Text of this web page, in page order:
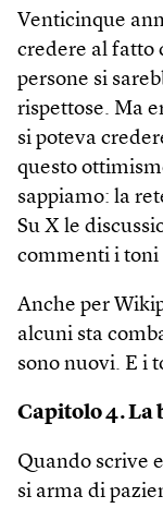
Venticinque
credere al fatto
persone si
rispettose. Ma
si poteva
questo
sappiamo: la
Su X le
commenti i toni
Anche per
alcuni sta
sono nuovi. E i
Capitolo 4. La
Quando scrive
si arma di